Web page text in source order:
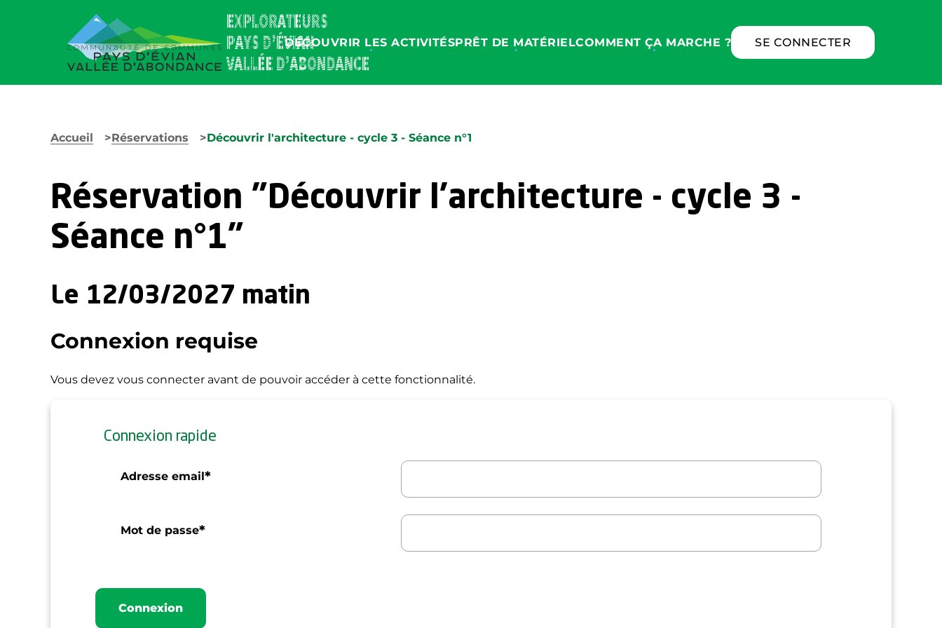
DÉCOUVRIR LES ACTIVITÉSPRÊT DE MATÉRIELCOMMENT ÇA MARCHE ? SE CONNECTER
Accueil Réservations Découvrir l'architecture - cycle 3 - Séance n°1
Réservation "Découvrir l'architecture - cycle 3 -
Séance n°1"
Le 12/03/2027 matin
Connexion requise
Vous devez vous connecter avant de pouvoir accéder à cette fonctionnalité.
Connexion rapide
Adresse email*
Mot de passe*